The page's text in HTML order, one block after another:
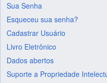
Sua Senha
Esqueceu sua senha?
Cadastrar Usuário
Livro Eletrônico
Dados abertos
Suporte a Propriedade